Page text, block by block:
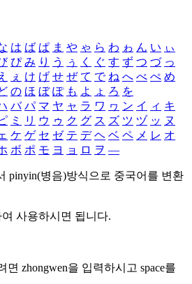
は ば ぱ ま や ゃ ら わ ゎ ん い ぃ
ぴ み り う ぅ く ぐ す ず つ づ っ
ぇ け げ せ ぜ て で ね へ べ ぺ め
の ほ ぼ ぽ も よ ょ ろ を
バ パ マ ヤ ャ ラ ワ ヮ ン イ ィ キ
ミ リ ウ ゥ ク グ ス ズ ツ ヅ ッ ヌ
ケ ゲ セ ゼ テ デ ヘ ベ ペ メ レ オ
ボ ポ モ ヨ ョ ロ ヲ ―
pinyin(병음)방식으로 중국어를 변환
사용하시면 됩니다.
면 zhongwen을 입력하시고 space를